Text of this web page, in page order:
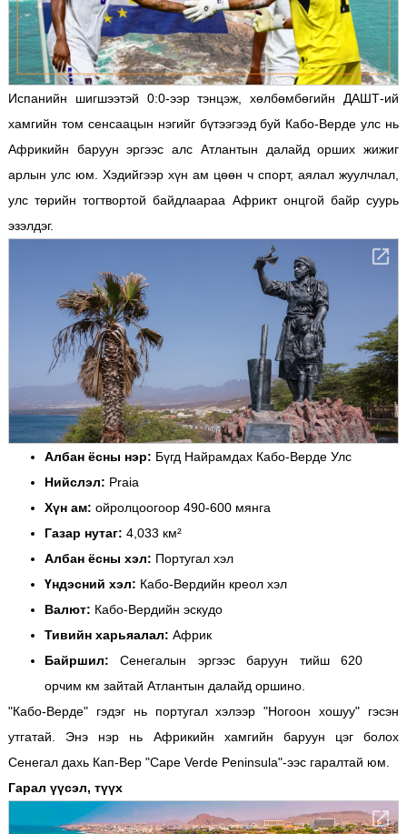
Испанийн шигшээтэй 0:0-ээр тэнцэж, хөлбөмбөгийн ДАШТ-ий
хамгийн том сенсаацын нэгийг бүтээгээд буй Кабо-Верде улс нь
Африкийн баруун эргээс алс Атлантын далайд орших жижиг
арлын улс юм. Хэдийгээр хүн ам цөөн ч спорт, аялал жуулчлал,
улс төрийн тогтвортой байдлаараа Африкт онцгой байр суурь
эзэлдэг.
Албан ёсны нэр: Бүгд Найрамдах Кабо-Верде Улс
Нийслэл: Praia
Хүн ам: ойролцоогоор 490-600 мянга
Газар нутаг: 4,033 км²
Албан ёсны хэл: Португал хэл
Үндэсний хэл: Кабо-Вердийн креол хэл
Валют: Кабо-Вердийн эскудо
Тивийн харьяалал: Африк
Байршил:Сенегалын эргээс баруун тийш 620
орчим км зайтай Атлантын далайд оршино.
"Кабо-Верде" гэдэг нь португал хэлээр "Ногоон хошуу" гэсэн
утгатай. Энэ нэр нь Африкийн хамгийн баруун цэг болох
Сенегал дахь Кап-Вер "Cape Verde Peninsula"-ээс гаралтай юм.
Гарал үүсэл, түүх